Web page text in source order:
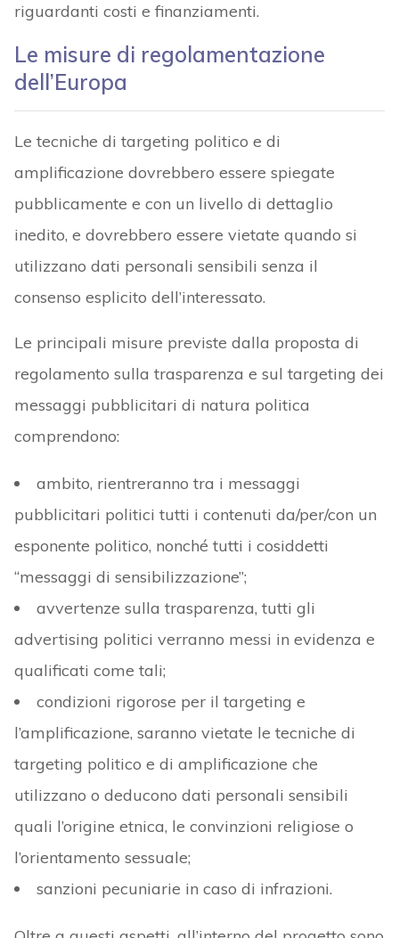
riguardanti costi e finanziamenti.
Le misure di regolamentazione
dell’Europa
Le tecniche di targeting politico e di
amplificazione dovrebbero essere spiegate
pubblicamente e con un livello di dettaglio
inedito, e dovrebbero essere vietate quando si
utilizzano dati personali sensibili senza il
consenso esplicito dell’interessato.
Le principali misure previste dalla proposta di
regolamento sulla trasparenza e sul targeting dei
messaggi pubblicitari di natura politica
comprendono:
ambito, rientreranno tra i messaggi
pubblicitari politici tutti i contenuti da/per/con un
esponente politico, nonché tutti i cosiddetti
“messaggi di sensibilizzazione”;
avvertenze sulla trasparenza, tutti gli
advertising politici verranno messi in evidenza e
qualificati come tali;
condizioni rigorose per il targeting e
l’amplificazione, saranno vietate le tecniche di
targeting politico e di amplificazione che
utilizzano o deducono dati personali sensibili
quali l’origine etnica, le convinzioni religiose o
l’orientamento sessuale;
sanzioni pecuniarie in caso di infrazioni.